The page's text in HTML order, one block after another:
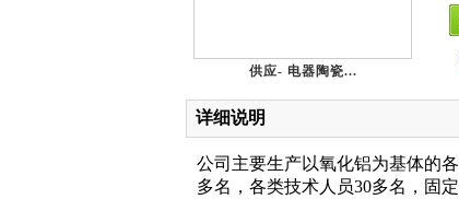
供应- 电器陶瓷...
详细说明
公司主要生产以氧化铝为基体的
多名，各类技术人员30多名，固